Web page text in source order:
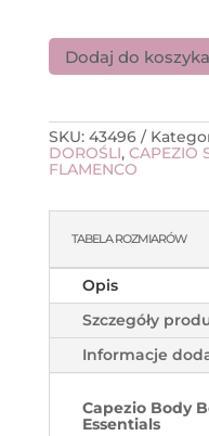
Dodaj do koszyka
SKU: 43496
DOROŚLI, CAPEZIO
FLAMENCO
TABELA ROZMIARÓW
Opis
Szczegóły
Informacje
Capezio Body
Essentials